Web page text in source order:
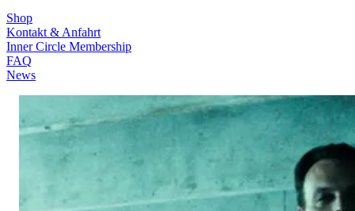
Shop
Kontakt & Anfahrt
Inner Circle Membership
FAQ
News